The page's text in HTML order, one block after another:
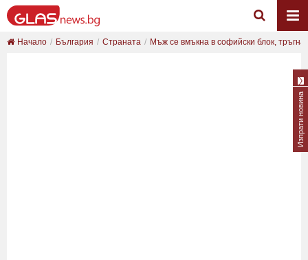
Начало България Страната Мъж се вмъкна в софийски блок, тръгна
Изпрати новина